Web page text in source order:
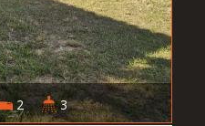
2 3